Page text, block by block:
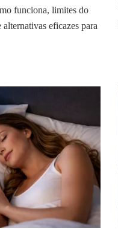
funciona, limites do
eficazes para